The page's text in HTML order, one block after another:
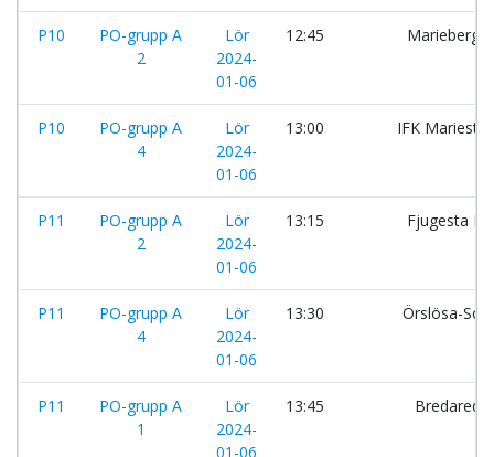
P10
PO-grupp A
2
Lör
2024-
01-06
12:45 Mariebergs
P10
PO-grupp A
4
Lör
2024-
01-06
13:00 IFK
P11
PO-grupp A
2
Lör
2024-
01-06
13:15 Fjugesta
P11
PO-grupp A
4
Lör
2024-
01-06
13:30 Örslösa-
P11
PO-grupp A
1
Lör
2024-
01-06
13:45